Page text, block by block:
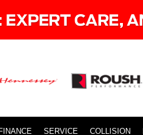
FINANCE SERVICE COLLISION